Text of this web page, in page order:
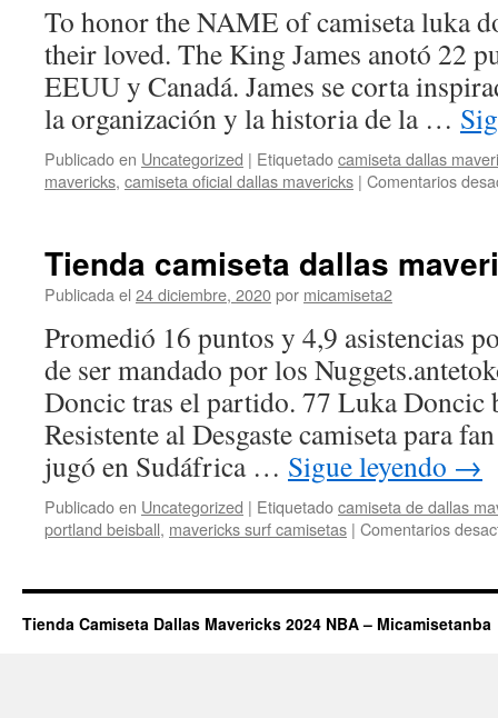
To honor the NAME of camiseta luka
their loved. The King James anotó 22
EEUU y Canadá. James se corta
la organización y la historia de la …
Publicado en Uncategorized | Etiquetadocamiseta dallas
mavericks, camiseta oficial dallas mavericks | Comentarios
Tienda camiseta dallas
Publicada el 24 diciembre, 2020por micamiseta2
Promedió 16 puntos y 4,9 asistencias
de ser mandado por los
Doncic tras el partido. 77 Luka Doncic
Resistente al Desgaste camiseta para
jugó en Sudáfrica … Sigue leyendo →
Publicado en Uncategorized | Etiquetadocamiseta de dallas
portland beisball, mavericks surf camisetas | Comentarios
Tienda Camiseta Dallas Mavericks 2024 NBA – Micamisetanba